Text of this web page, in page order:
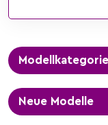
Neue Modelle